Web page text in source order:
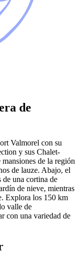
de
Valmorel con su
y sus Chalet-
de la región
de lauze. Abajo, el
de una cortina de
de nieve, mientras
Explora los 150 km
valle de
con una variedad de